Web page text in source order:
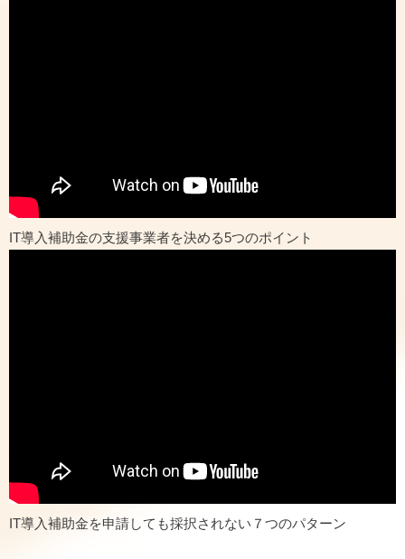
IT導入補助金の支援事業者を決める5つのポイント
IT導入補助金を申請しても採択されない７つのパターン